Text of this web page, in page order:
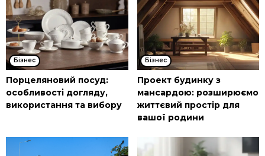
Бізнес
Порцеляновий посуд:
особливості догляду,
використання та вибору
Бізнес
Проект будинку з
мансардою: розширюємо
життєвий простір для
вашої родини